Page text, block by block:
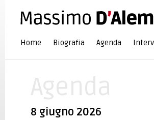
Home Biografia Agenda
8 giugno 2026